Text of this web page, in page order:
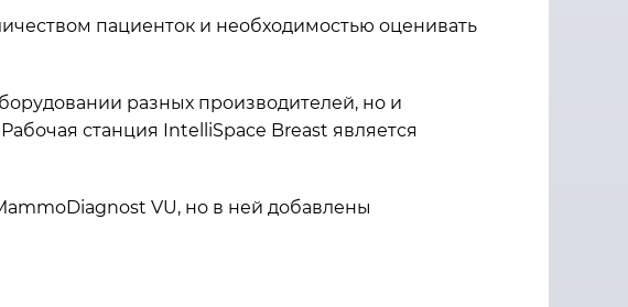
пациенток и необходимостью оценивать
разных производителей, но и
станция IntelliSpace Breast является
VU, но в ней добавлены